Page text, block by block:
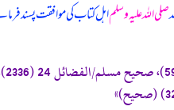
صلی اللہ علیہ وسلماہل کتاب کی موافقت پسند